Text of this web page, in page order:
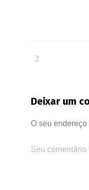
Deixar um
O seu